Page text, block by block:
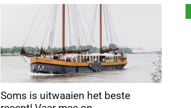
Soms is uitwaaien het beste